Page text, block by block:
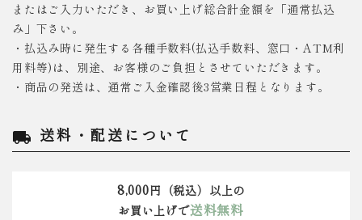
またはご入力いただき、お買い上げ総合計金額を「通常払込
み」下さい。
・払込み時に発生する各種手数料(払込手数料、窓口・ATM利
用料等)は、別途、お客様のご負担とさせていただきます。
・商品の発送は、通常ご入金確認後3営業日程となります。
local_shipping 送料・配送について
8,000円（税込）以上の
お買い上げで送料無料